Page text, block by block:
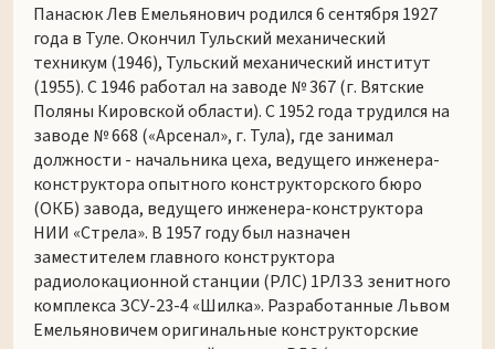
Панасюк Лев Емельянович родился 6 сентября 1927
года в Туле. Окончил Тульский механический
техникум (1946), Тульский механический институт
(1955). С 1946 работал на заводе № 367 (г. Вятские
Поляны Кировской области). С 1952 года трудился на
заводе № 668 («Арсенал», г. Тула), где занимал
должности - начальника цеха, ведущего инженера-
конструктора опытного конструкторского бюро
(ОКБ) завода, ведущего инженера-конструктора
НИИ «Стрела». В 1957 году был назначен
заместителем главного конструктора
радиолокационной станции (РЛС) 1РЛЗЗ зенитного
комплекса ЗСУ-23-4 «Шилка». Разработанные Львом
Емельяновичем оригинальные конструкторские